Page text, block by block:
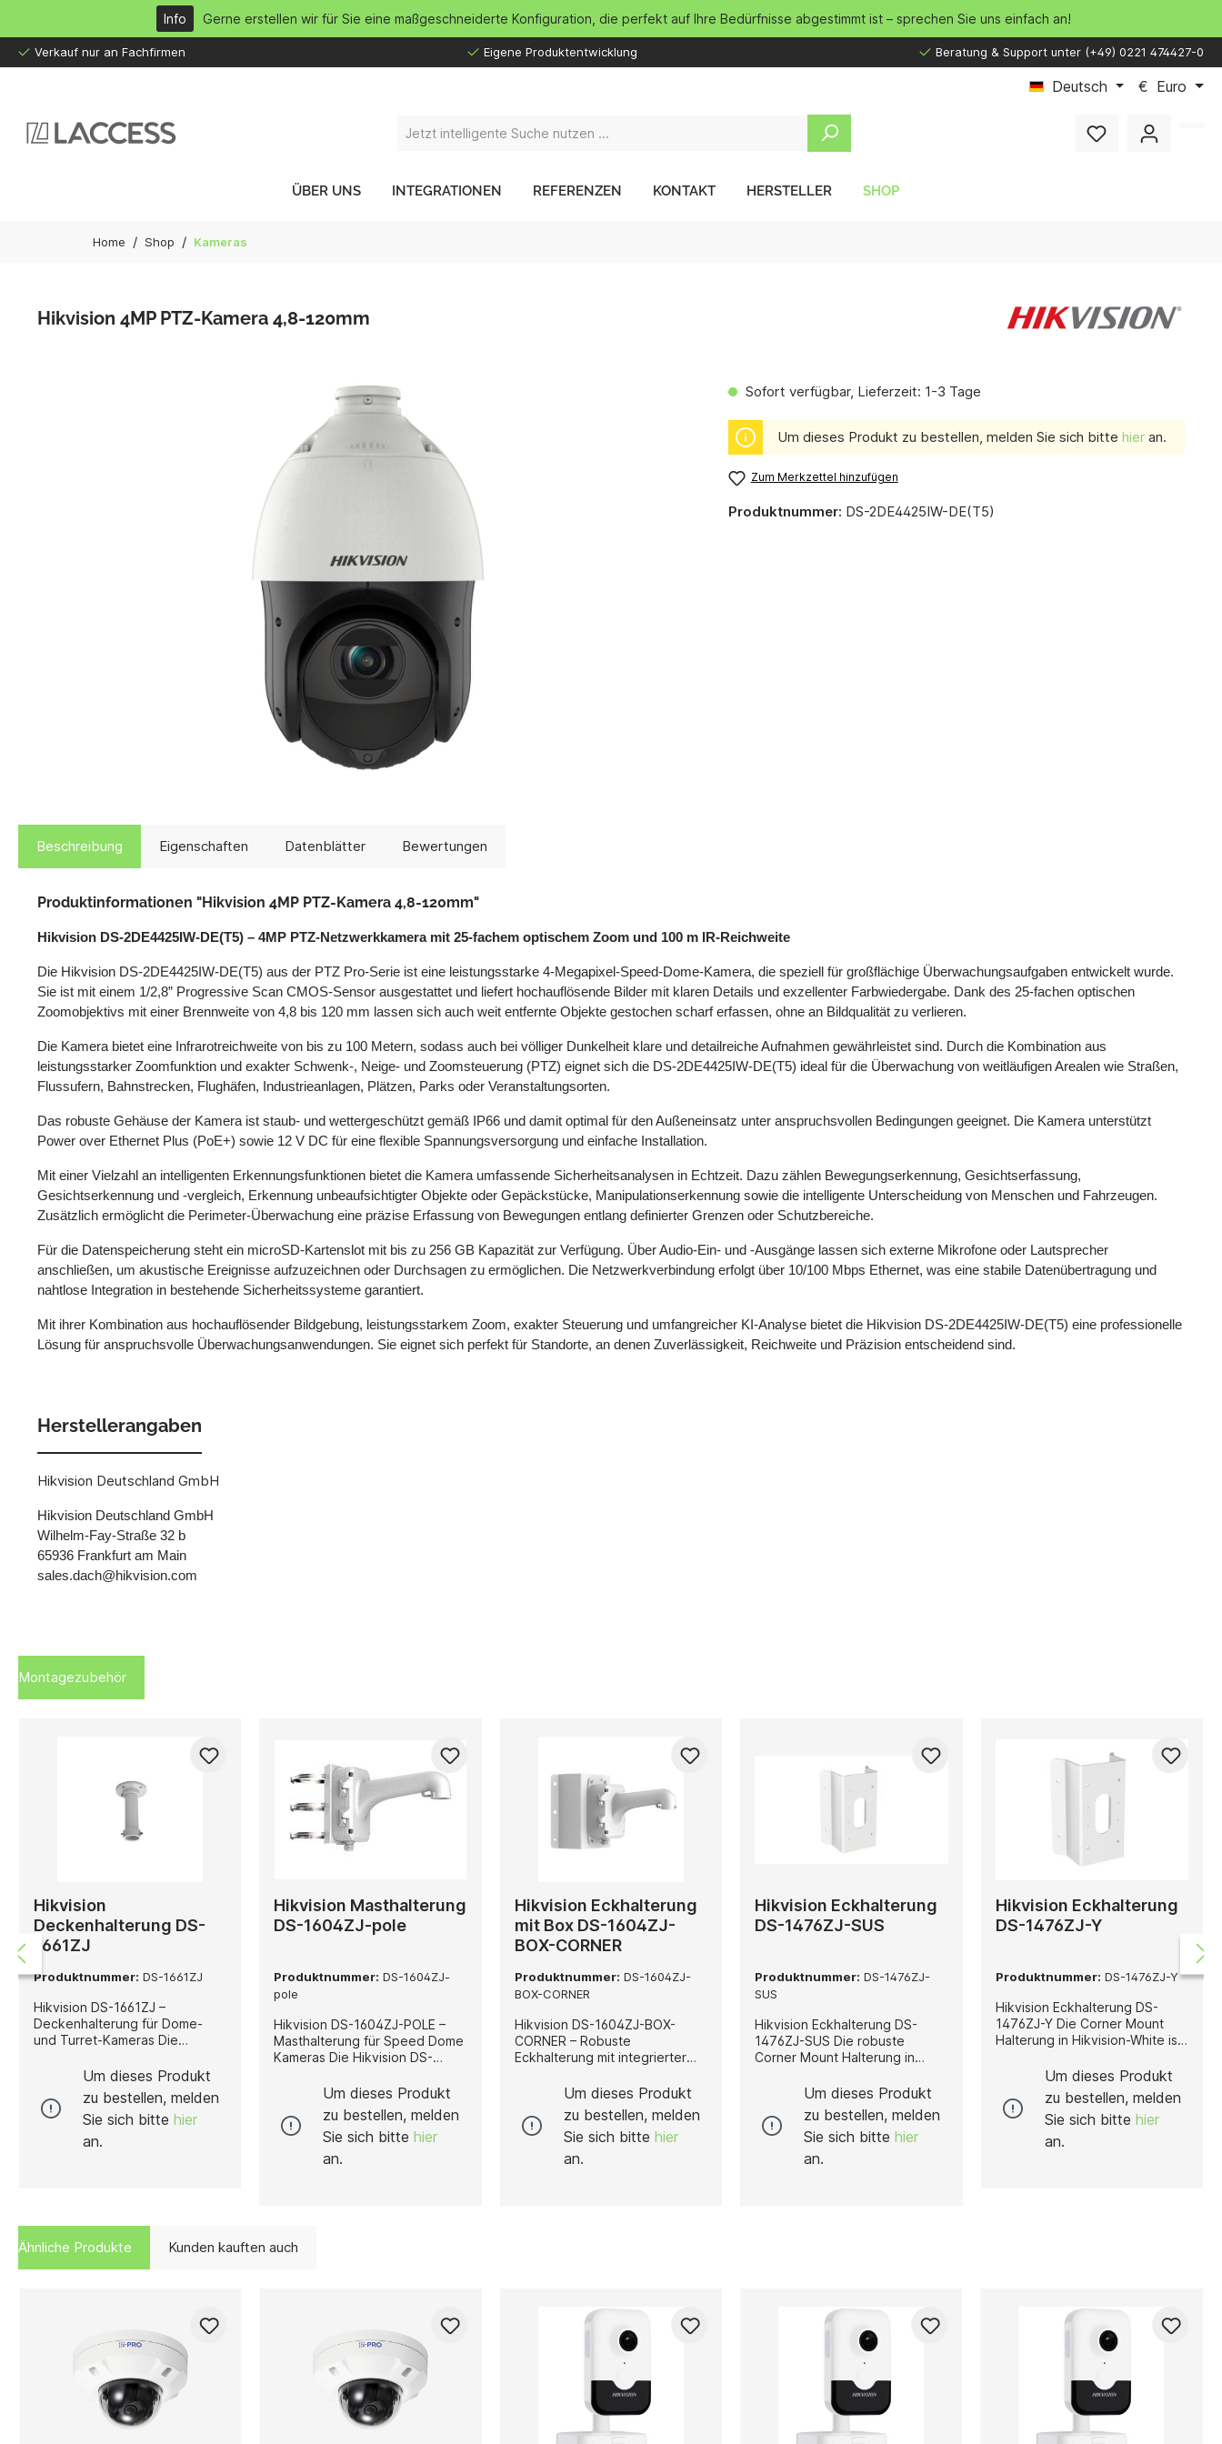
Info Gerne erstellen wir für Sie eine maßgeschneiderte Konfiguration, die perfekt auf Ihre Bedürfnisse abgestimmt ist – sprechen Sie uns einfach an!
Verkauf nur an Fachfirmen Eigene Produktentwicklung Beratung & Support unter (+49) 0221 474427-0
Deutsch € Euro
ÜBER UNS INTEGRATIONEN REFERENZEN KONTAKT HERSTELLER SHOP
Home / Shop / Kameras
Hikvision 4MP PTZ-Kamera 4,8-120mm
Sofort verfügbar, Lieferzeit: 1-3 Tage
Um dieses Produkt zu bestellen, melden Sie sich bitte hieran.
Zum Merkzettel hinzufügen
Produktnummer: DS-2DE4425IW-DE(T5)
Beschreibung Eigenschaften Datenblätter Bewertungen
Produktinformationen "Hikvision 4MP PTZ-Kamera 4,8-120mm"
Hikvision DS-2DE4425IW-DE(T5) – 4MP PTZ-Netzwerkkamera mit 25-fachem optischem Zoom und 100 m IR-Reichweite
Die Hikvision DS-2DE4425IW-DE(T5) aus der PTZ Pro-Serie ist eine leistungsstarke 4-Megapixel-Speed-Dome-Kamera, die speziell für großflächige Überwachungsaufgaben entwickelt wurde.
Sie ist mit einem 1/2,8” Progressive Scan CMOS-Sensor ausgestattet und liefert hochauflösende Bilder mit klaren Details und exzellenter Farbwiedergabe. Dank des 25-fachen optischen
Zoomobjektivs mit einer Brennweite von 4,8 bis 120 mm lassen sich auch weit entfernte Objekte gestochen scharf erfassen, ohne an Bildqualität zu verlieren.
Die Kamera bietet eine Infrarotreichweite von bis zu 100 Metern, sodass auch bei völliger Dunkelheit klare und detailreiche Aufnahmen gewährleistet sind. Durch die Kombination aus
leistungsstarker Zoomfunktion und exakter Schwenk-, Neige- und Zoomsteuerung (PTZ) eignet sich die DS-2DE4425IW-DE(T5) ideal für die Überwachung von weitläufigen Arealen wie Straßen,
Flussufern, Bahnstrecken, Flughäfen, Industrieanlagen, Plätzen, Parks oder Veranstaltungsorten.
Das robuste Gehäuse der Kamera ist staub- und wettergeschützt gemäß IP66 und damit optimal für den Außeneinsatz unter anspruchsvollen Bedingungen geeignet. Die Kamera unterstützt
Power over Ethernet Plus (PoE+) sowie 12 V DC für eine flexible Spannungsversorgung und einfache Installation.
Mit einer Vielzahl an intelligenten Erkennungsfunktionen bietet die Kamera umfassende Sicherheitsanalysen in Echtzeit. Dazu zählen Bewegungserkennung, Gesichtserfassung,
Gesichtserkennung und -vergleich, Erkennung unbeaufsichtigter Objekte oder Gepäckstücke, Manipulationserkennung sowie die intelligente Unterscheidung von Menschen und Fahrzeugen.
Zusätzlich ermöglicht die Perimeter-Überwachung eine präzise Erfassung von Bewegungen entlang definierter Grenzen oder Schutzbereiche.
Für die Datenspeicherung steht ein microSD-Kartenslot mit bis zu 256 GB Kapazität zur Verfügung. Über Audio-Ein- und -Ausgänge lassen sich externe Mikrofone oder Lautsprecher
anschließen, um akustische Ereignisse aufzuzeichnen oder Durchsagen zu ermöglichen. Die Netzwerkverbindung erfolgt über 10/100 Mbps Ethernet, was eine stabile Datenübertragung und
nahtlose Integration in bestehende Sicherheitssysteme garantiert.
Mit ihrer Kombination aus hochauflösender Bildgebung, leistungsstarkem Zoom, exakter Steuerung und umfangreicher KI-Analyse bietet die Hikvision DS-2DE4425IW-DE(T5) eine professionelle
Lösung für anspruchsvolle Überwachungsanwendungen. Sie eignet sich perfekt für Standorte, an denen Zuverlässigkeit, Reichweite und Präzision entscheidend sind.
Herstellerangaben
Hikvision Deutschland GmbH
Hikvision Deutschland GmbH
Wilhelm-Fay-Straße 32 b
65936 Frankfurt am Main
sales.dach@hikvision.com
Montagezubehör
Hikvision
Deckenhalterung DS-
1661ZJ
Produktnummer: DS-1661ZJ
Hikvision DS-1661ZJ –
Deckenhalterung für Dome-
und Turret-Kameras Die
kompakte und robuste
Deckenhalterung, die speziell
für die sichere Montage von
Hikvision Dome- und Turret-
Kameras entwickelt wurde. Sie
Innenräumen oder geschützten
Außenbereichen. Mit ihren
ermöglicht eine zuverlässige,
feste Installation. Das elegante
Design in Hikvision-Weiß sorgt
für eine harmonische
Integration mit den Kameras
des Herstellers und fügt sich
Um dieses Produkt
zu bestellen, melden
Sie sich bitte hier
an.
Hikvision Masthalterung
DS-1604ZJ-pole
Produktnummer: DS-1604ZJ-
pole
Hikvision DS-1604ZJ-POLE –
Masthalterung für Speed Dome
Kameras Die Hikvision DS-
hochwertige Masthalterung, die
speziell für die Montage von
Hikvision Speed Dome Kameras
an vertikalen Masten entwickelt
wurde. Sie bietet eine stabile,
Überwachungssysteme
überzeugt die Halterung durch
ihre hohe Stabilität,
Korrosionsbeständigkeit und
Langlebigkeit. Mit einem
Gewicht von 3,8 kg (8.38 lb)
und Abmessungen von 355,5 ×
261,8 × 170,7 mm (14” × 10.31”
Um dieses Produkt
zu bestellen, melden
Sie sich bittehier
an.
Hikvision Eckhalterung
mit Box DS-1604ZJ-
BOX-CORNER
Produktnummer: DS-1604ZJ-
BOX-CORNER
Hikvision DS-1604ZJ-BOX-
CORNER – Robuste
Eckhalterung mit integrierter
1604ZJ-BOX-CORNER ist eine
hochwertige Eckhalterung mit
integrierter Anschlussbox, die
speziell für die sichere und
saubere Installation von
ihren Abmessungen von 255,5
× 314 × 542,5 mm ermöglicht
die Halterung eine präzise und
stabile Montage, ideal für
Überwachungsbereiche, die
eine optimale Sicht in zwei
Richtungen erfordern. Die
integrierte Verbindungsbox
Um dieses Produkt
zu bestellen, melden
Sie sich bitte hier
an.
Hikvision Eckhalterung
DS-1476ZJ-SUS
Produktnummer: DS-1476ZJ-
SUS
Hikvision Eckhalterung DS-
1476ZJ-SUS Die robuste
Corner Mount Halterung in
für eine stabile und
zuverlässige Montage von
Überwachungskameras an
Gebäudeecken entwickelt.
Gefertigt aus hochwertigem
Halterung eine platzsparende,
sichere Installation und sorgt
für eine optimale Ausrichtung
mm × 126 mm × 105 mm (9.84"
× 4.96" × 4.13") Ausführung:
Um dieses Produkt
zu bestellen, melden
Sie sich bittehier
an.
Hikvision Eckhalterung
DS-1476ZJ-Y
Produktnummer: DS-1476ZJ-Y
Hikvision Eckhalterung DS-
1476ZJ-Y Die Corner Mount
Halterung in Hikvision-White ist
sicheren Montage von
Überwachungskameras an
Gebäudeecken. Durch ihr
funktionales Design ermöglicht
sie eine optimale Abdeckung
Wetterbedingungen. Mit ihren
Abmessungen von 250 mm ×
126 mm × 105 mm (9.84" × 4.96"
× 4.13") bietet sie kompakte
Maße für eine flexible
Installation. Das Gewicht von
2280 g (5.03 lb.) sorgt für
zusätzliche Robustheit und
Um dieses Produkt
zu bestellen, melden
Sie sich bitte hier
an.
Ähnliche Produkte Kunden kauften auch